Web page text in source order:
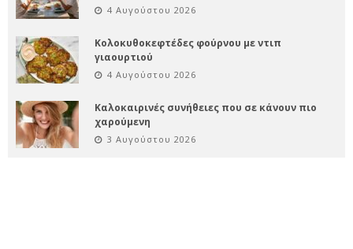
4 Αυγούστου 2026
Κολοκυθοκεφτέδες φούρνου με ντιπ
γιαουρτιού
4 Αυγούστου 2026
Καλοκαιρινές συνήθειες που σε κάνουν πιο
χαρούμενη
3 Αυγούστου 2026